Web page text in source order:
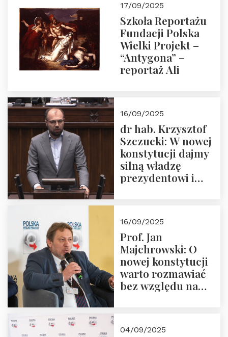
17/09/2025
Szkoła Reportażu
Fundacji Polska
Wielki Projekt –
“Antygona” –
reportaż Ali
16/09/2025
dr hab. Krzysztof
Szczucki: W nowej
konstytucji dajmy
silną władzę
prezydentowi i
16/09/2025
Prof. Jan
Majchrowski: O
nowej konstytucji
warto rozmawiać
bez względu na
04/09/2025